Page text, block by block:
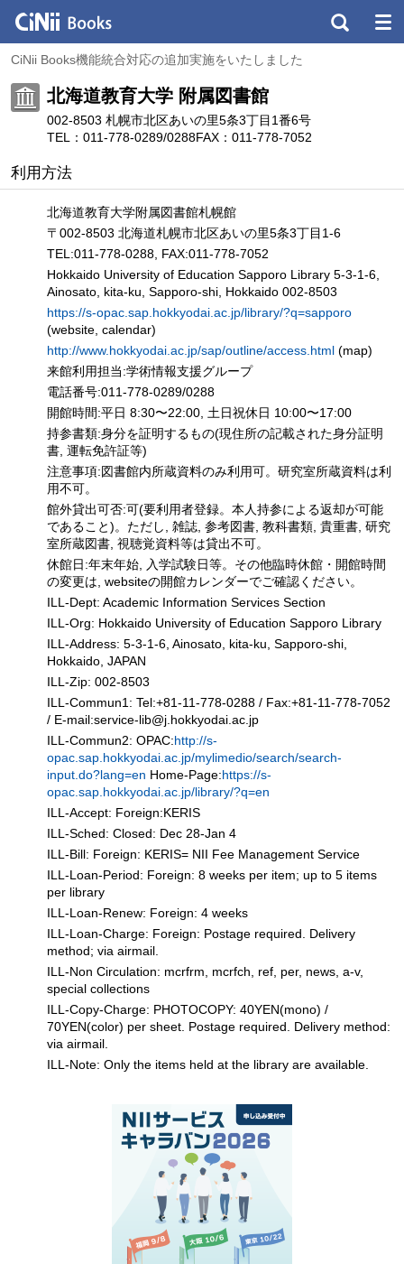
CiNii Books機能統合対応の追加実施をいたしました
北海道教育大学 附属図書館
002-8503 札幌市北区あいの里5条3丁目1番6号
TEL：011-778-0289/0288FAX：011-778-7052
利用方法
北海道教育大学附属図書館札幌館
〒002-8503 北海道札幌市北区あいの里5条3丁目1-6
TEL:011-778-0288, FAX:011-778-7052
Hokkaido University of Education Sapporo Library 5-3-1-6,
Ainosato, kita-ku, Sapporo-shi, Hokkaido 002-8503
https://s-opac.sap.hokkyodai.ac.jp/library/?q=sapporo
(website, calendar)
http://www.hokkyodai.ac.jp/sap/outline/access.html (map)
来館利用担当:学術情報支援グループ
電話番号:011-778-0289/0288
開館時間:平日 8:30〜22:00, 土日祝休日 10:00〜17:00
持参書類:身分を証明するもの(現住所の記載された身分証明
書, 運転免許証等)
注意事項:図書館内所蔵資料のみ利用可。研究室所蔵資料は利
用不可。
館外貸出可否:可(要利用者登録。本人持参による返却が可能
であること)。ただし, 雑誌, 参考図書, 教科書類, 貴重書, 研究
室所蔵図書, 視聴覚資料等は貸出不可。
休館日:年末年始, 入学試験日等。その他臨時休館・開館時間
の変更は, websiteの開館カレンダーでご確認ください。
ILL-Dept: Academic Information Services Section
ILL-Org: Hokkaido University of Education Sapporo Library
ILL-Address: 5-3-1-6, Ainosato, kita-ku, Sapporo-shi,
Hokkaido, JAPAN
ILL-Zip: 002-8503
ILL-Commun1: Tel:+81-11-778-0288 / Fax:+81-11-778-7052
/ E-mail:service-lib@j.hokkyodai.ac.jp
ILL-Commun2: OPAC:http://s-
opac.sap.hokkyodai.ac.jp/mylimedio/search/search-
input.do?lang=en Home-Page:https://s-
opac.sap.hokkyodai.ac.jp/library/?q=en
ILL-Accept: Foreign:KERIS
ILL-Sched: Closed: Dec 28-Jan 4
ILL-Bill: Foreign: KERIS= NII Fee Management Service
ILL-Loan-Period: Foreign: 8 weeks per item; up to 5 items
per library
ILL-Loan-Renew: Foreign: 4 weeks
ILL-Loan-Charge: Foreign: Postage required. Delivery
method; via airmail.
ILL-Non Circulation: mcrfrm, mcrfch, ref, per, news, a-v,
special collections
ILL-Copy-Charge: PHOTOCOPY: 40YEN(mono) /
70YEN(color) per sheet. Postage required. Delivery method:
via airmail.
ILL-Note: Only the items held at the library are available.